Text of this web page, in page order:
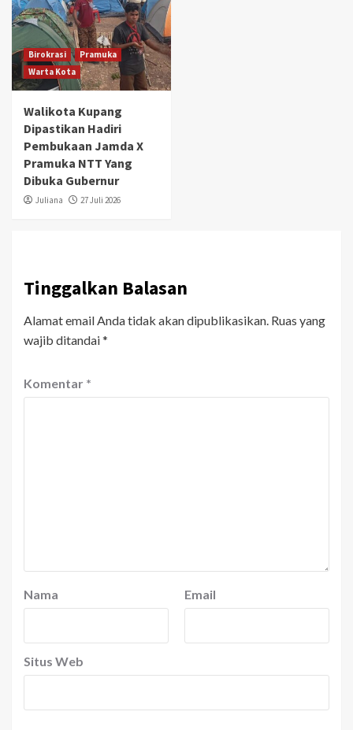
Birokrasi
Pramuka
Warta Kota
Walikota Kupang
Dipastikan Hadiri
Pembukaan Jamda X
Pramuka NTT Yang
Dibuka Gubernur
Juliana 27 Juli 2026
Tinggalkan Balasan
Alamat email Anda tidak akan dipublikasikan. Ruas yang
wajib ditandai*
Komentar *
Nama Email
Situs Web